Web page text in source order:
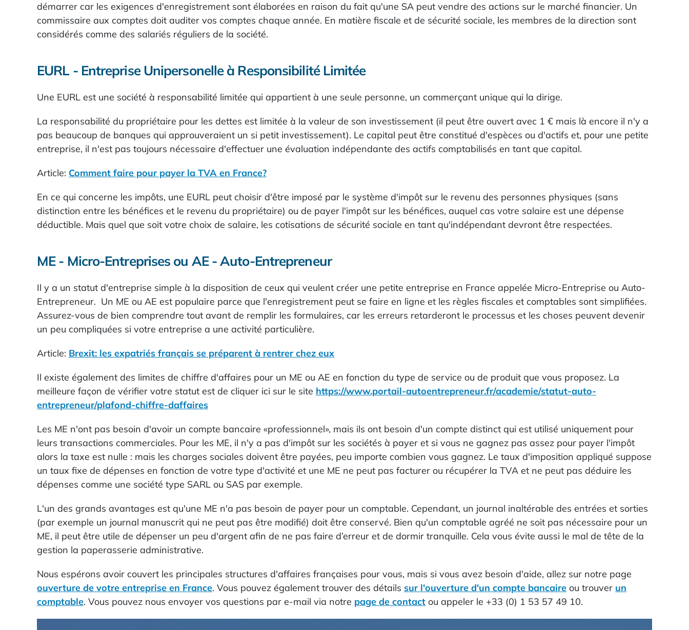
démarrer car les exigences d'enregistrement sont élaborées en raison du fait qu'une SA peut vendre des actions sur le marché financier. Un
commissaire aux comptes doit auditer vos comptes chaque année. En matière fiscale et de sécurité sociale, les membres de la direction sont
considérés comme des salariés réguliers de la société.
EURL - Entreprise Unipersonelle à Responsibilité Limitée
Une EURL est une société à responsabilité limitée qui appartient à une seule personne, un commerçant unique qui la dirige.
La responsabilité du propriétaire pour les dettes est limitée à la valeur de son investissement (il peut être ouvert avec 1 € mais là encore il n'y a
pas beaucoup de banques qui approuveraient un si petit investissement). Le capital peut être constitué d'espèces ou d'actifs et, pour une petite
entreprise, il n'est pas toujours nécessaire d'effectuer une évaluation indépendante des actifs comptabilisés en tant que capital.
Article: Comment faire pour payer la TVA en France?
En ce qui concerne les impôts, une EURL peut choisir d'être imposé par le système d'impôt sur le revenu des personnes physiques (sans
distinction entre les bénéfices et le revenu du propriétaire) ou de payer l'impôt sur les bénéfices, auquel cas votre salaire est une dépense
déductible. Mais quel que soit votre choix de salaire, les cotisations de sécurité sociale en tant qu'indépendant devront être respectées.
ME - Micro-Entreprises ou AE - Auto-Entrepreneur
Il y a un statut d'entreprise simple à la disposition de ceux qui veulent créer une petite entreprise en France appelée Micro-Entreprise ou Auto-
Entrepreneur. Un ME ou AE est populaire parce que l'enregistrement peut se faire en ligne et les règles fiscales et comptables sont simplifiées.
Assurez-vous de bien comprendre tout avant de remplir les formulaires, car les erreurs retarderont le processus et les choses peuvent devenir
un peu compliquées si votre entreprise a une activité particulière.
Article: Brexit: les expatriés français se préparent à rentrer chez eux
Il existe également des limites de chiffre d'affaires pour un ME ou AE en fonction du type de service ou de produit que vous proposez. La
meilleure façon de vérifier votre statut est de cliquer ici sur le site https://www.portail-autoentrepreneur.fr/academie/statut-auto-
entrepreneur/plafond-chiffre-daffaires
Les ME n'ont pas besoin d'avoir un compte bancaire «professionnel», mais ils ont besoin d'un compte distinct qui est utilisé uniquement pour
leurs transactions commerciales. Pour les ME, il n'y a pas d'impôt sur les sociétés à payer et si vous ne gagnez pas assez pour payer l'impôt
alors la taxe est nulle : mais les charges sociales doivent être payées, peu importe combien vous gagnez. Le taux d'imposition appliqué suppose
un taux fixe de dépenses en fonction de votre type d'activité et une ME ne peut pas facturer ou récupérer la TVA et ne peut pas déduire les
dépenses comme une société type SARL ou SAS par exemple.
L'un des grands avantages est qu'une ME n'a pas besoin de payer pour un comptable. Cependant, un journal inaltérable des entrées et sorties
(par exemple un journal manuscrit qui ne peut pas être modifié) doit être conservé. Bien qu'un comptable agréé ne soit pas nécessaire pour un
ME, il peut être utile de dépenser un peu d'argent afin de ne pas faire d’erreur et de dormir tranquille. Cela vous évite aussi le mal de tête de la
gestion la paperasserie administrative.
Nous espérons avoir couvert les principales structures d'affaires françaises pour vous, mais si vous avez besoin d'aide, allez sur notre page
ouverture de votre entreprise en France. Vous pouvez également trouver des détails sur l'ouverture d'un compte bancaire ou trouver un
comptable. Vous pouvez nous envoyer vos questions par e-mail via notre page de contact ou appeler le +33 (0) 1 53 57 49 10.